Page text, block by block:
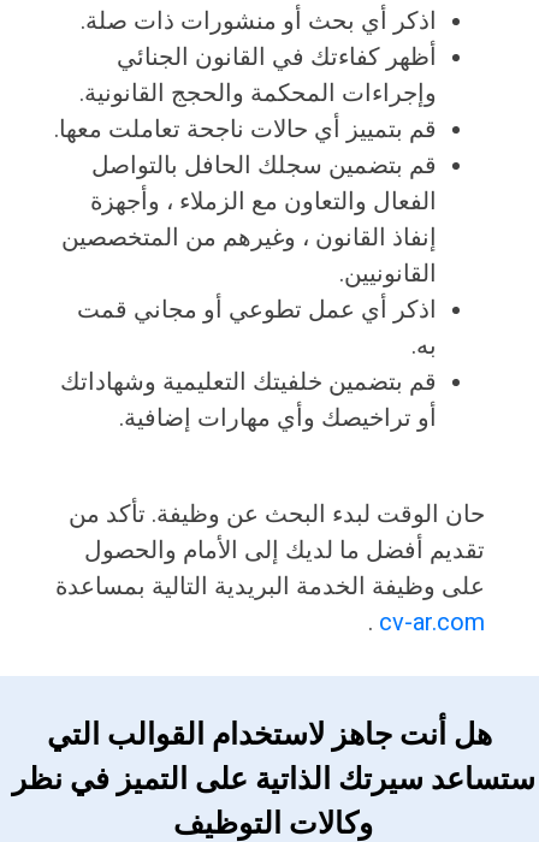
اذكر أي بحث أو منشورات ذات صلة.
أظهر كفاءتك في القانون الجنائي
وإجراءات المحكمة والحجج القانونية.
قم بتمييز أي حالات ناجحة تعاملت معها.
قم بتضمين سجلك الحافل بالتواصل
الفعال والتعاون مع الزملاء ، وأجهزة
إنفاذ القانون ، وغيرهم من المتخصصين
القانونيين.
اذكر أي عمل تطوعي أو مجاني قمت
به.
قم بتضمين خلفيتك التعليمية وشهاداتك
أو تراخيصك وأي مهارات إضافية.
حان الوقت لبدء البحث عن وظيفة. تأكد من
تقديم أفضل ما لديك إلى الأمام والحصول
على وظيفة الخدمة البريدية التالية بمساعدة
cv-ar.com
.
هل أنت جاهز لاستخدام القوالب التي
ستساعد سيرتك الذاتية على التميز في نظر
وكالات التوظيف